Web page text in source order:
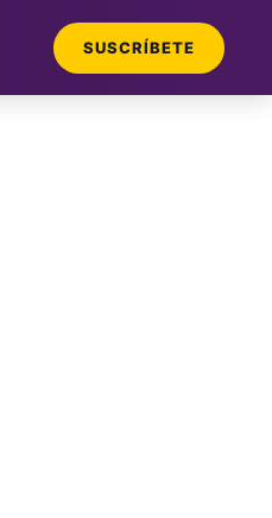
SUSCRÍBETE